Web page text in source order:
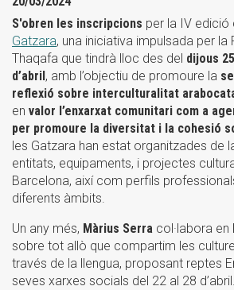
S'obren les inscripcions per la IV edició
Gatzara, una iniciativa impulsada per la
Thaqafa que tindrà lloc des del dijous
d’abril, amb l’objectiu de promoure la
reflexió sobre interculturalitat
en valor l’enxarxat comunitari com a
per promoure la diversitat i la cohesió
les Gatzara han estat organitzades de
entitats, equipaments, i projectes
Barcelona, així com perfils
diferents àmbits.
Un any més, Màrius Serra col·labora
sobre tot allò que compartim les
través de la llengua, proposant reptes
seves xarxes socials del 22 al 28